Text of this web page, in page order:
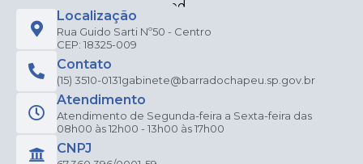
Localização
Rua Guido Sarti Nº50 - Centro
CEP: 18325-009
Contato
(15) 3510-0131gabinete@barradochapeu.sp.gov.br
Atendimento
Atendimento de Segunda-feira a Sexta-feira das
08h00 às 12h00 - 13h00 às 17h00
CNPJ